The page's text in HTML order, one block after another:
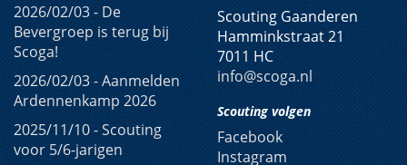
2026/02/03 -De
Bevergroep is terug bij
Scoga!
2026/02/03 -Aanmelden
Ardennenkamp 2026
2025/11/10 -Scouting
voor 5/6-jarigen
Scouting Gaanderen
Hamminkstraat 21
7011 HC
info@scoga.nl
Scouting volgen
Facebook
Instagram